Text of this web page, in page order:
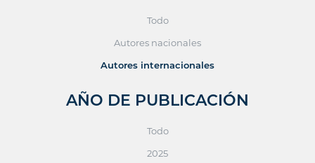
Todo
Autores nacionales
Autores internacionales
AÑO DE PUBLICACIÓN
Todo
2025